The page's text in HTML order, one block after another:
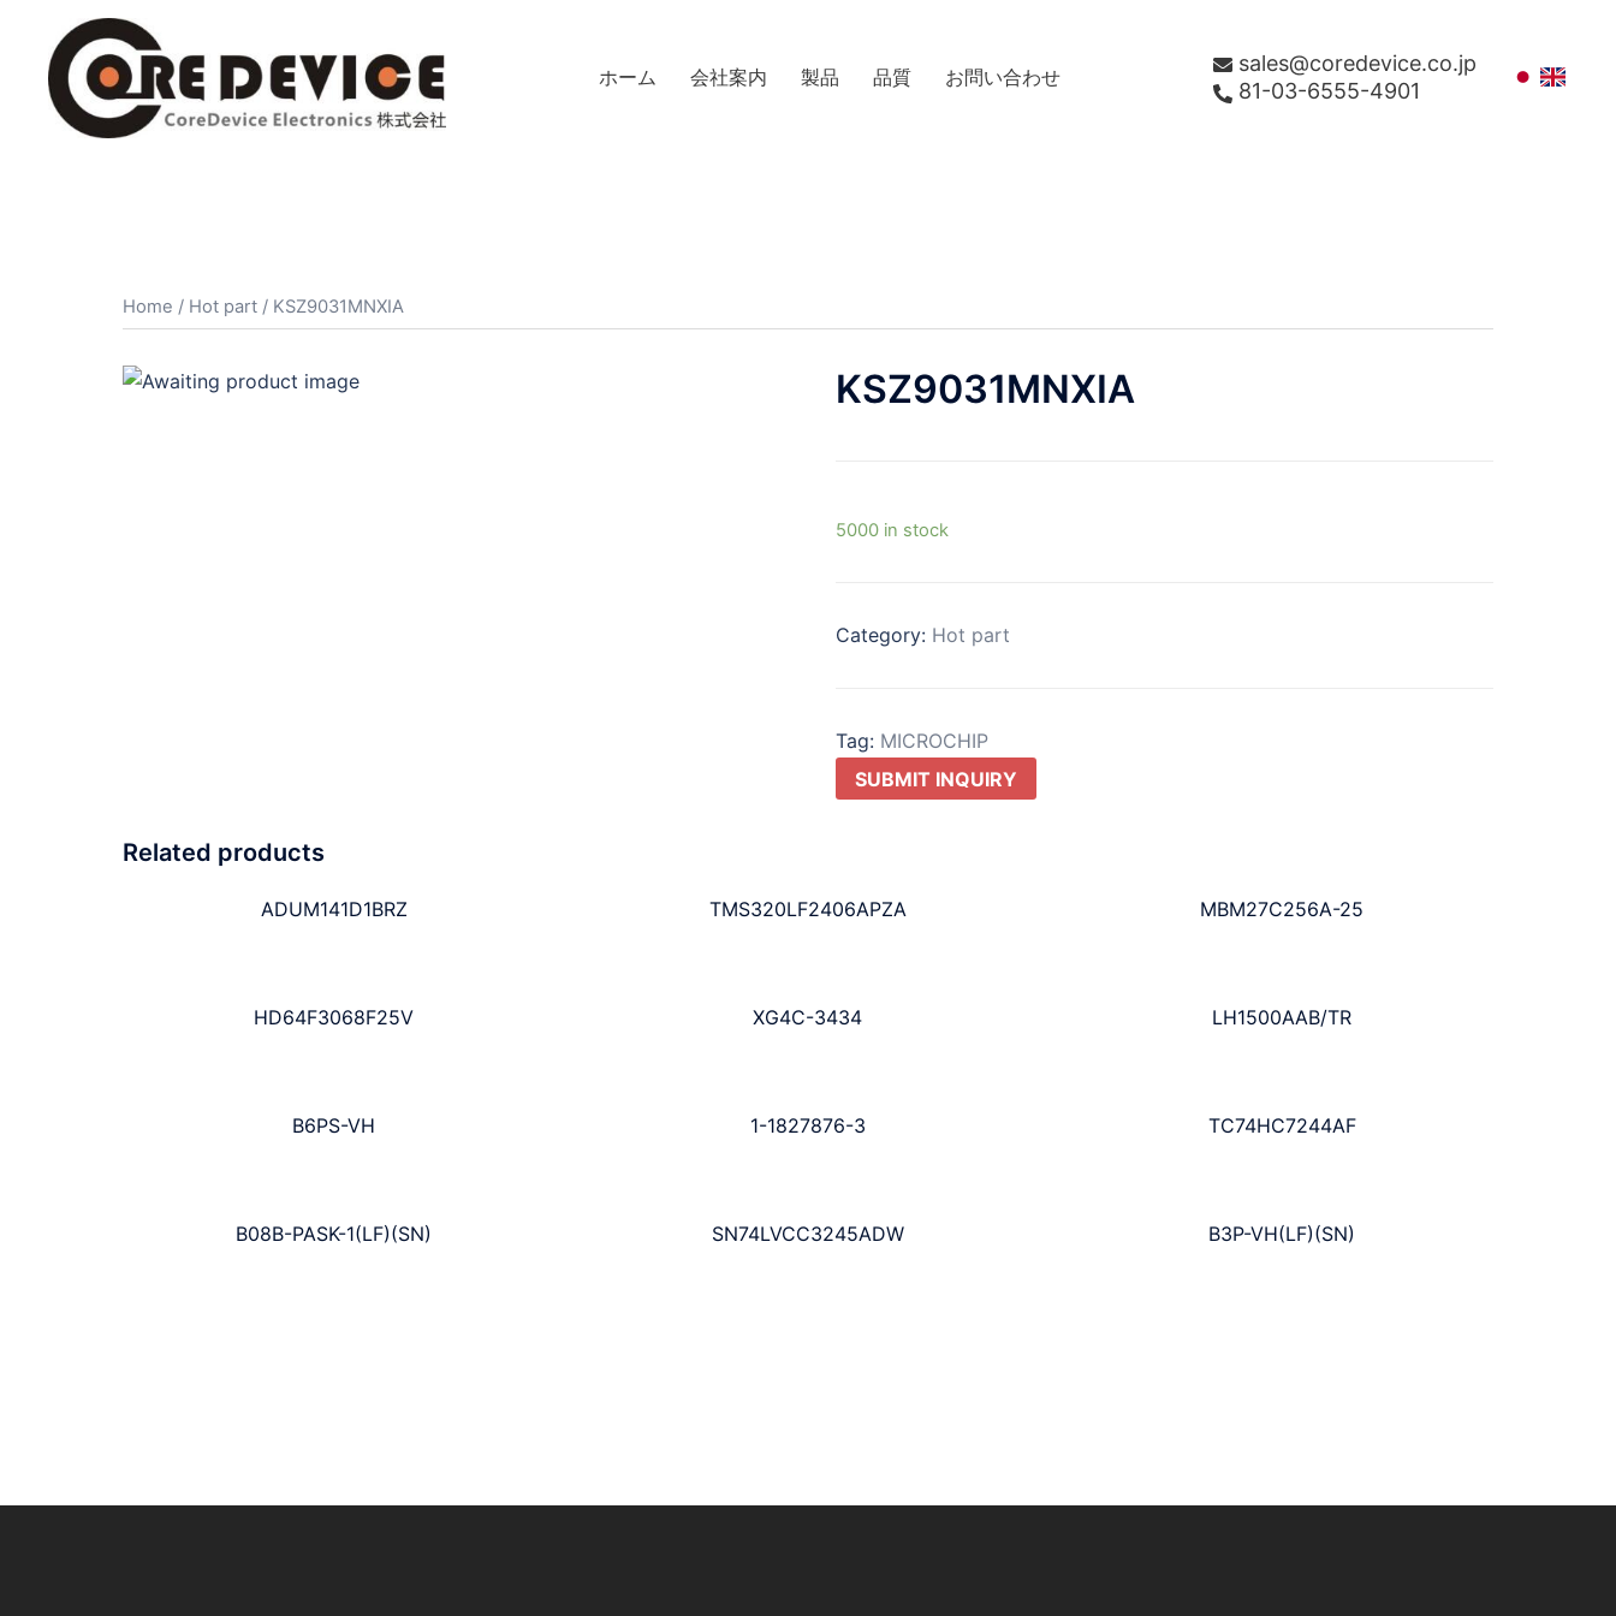
ホーム 会社案内 製品 品質 お問い合わせ
sales@coredevice.co.jp
81-03-6555-4901
Home / Hot part / KSZ9031MNXIA
KSZ9031MNXIA
5000 in stock
Category: Hot part
Tag: MICROCHIP
SUBMIT INQUIRY
Related products
ADUM141D1BRZ TMS320LF2406APZA MBM27C256A-25
HD64F3068F25V XG4C-3434 LH1500AAB/TR
B6PS-VH 1-1827876-3 TC74HC7244AF
B08B-PASK-1(LF)(SN) SN74LVCC3245ADW B3P-VH(LF)(SN)